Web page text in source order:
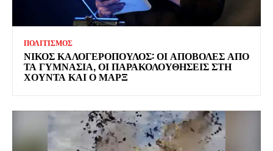
ΠΟΛΙΤΙΣΜΟΣ
ΝΙΚΟΣ ΚΑΛΟΓΕΡΟΠΟΥΛΟΣ: ΟΙ ΑΠΟΒΟΛΕΣ ΑΠΟ
ΤΑ ΓΥΜΝΑΣΙΑ, ΟΙ ΠΑΡΑΚΟΛΟΥΘΗΣΕΙΣ ΣΤΗ
ΧΟΥΝΤΑ ΚΑΙ Ο ΜΑΡΞ